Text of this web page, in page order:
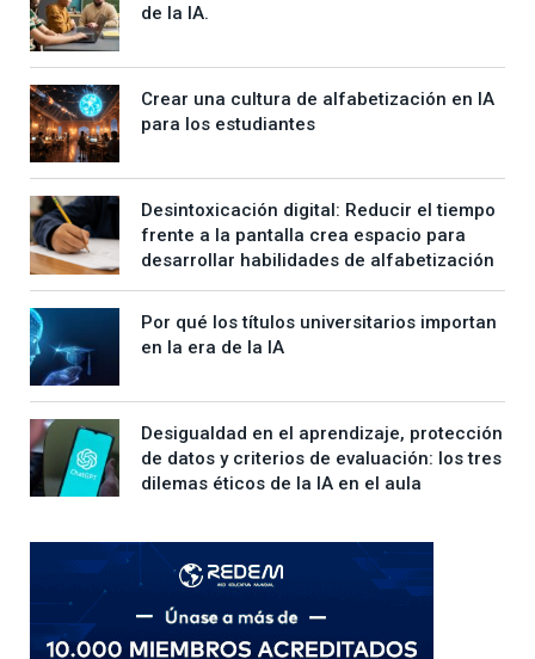
de la IA.
Crear una cultura de alfabetización en IA
para los estudiantes
Desintoxicación digital: Reducir el tiempo
frente a la pantalla crea espacio para
desarrollar habilidades de alfabetización
Por qué los títulos universitarios importan
en la era de la IA
Desigualdad en el aprendizaje, protección
de datos y criterios de evaluación: los tres
dilemas éticos de la IA en el aula